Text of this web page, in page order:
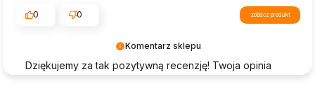
Komentarz sklepu
Dziękujemy za tak pozytywną recenzję! Twoja opinia
0
0 zobacz produkt